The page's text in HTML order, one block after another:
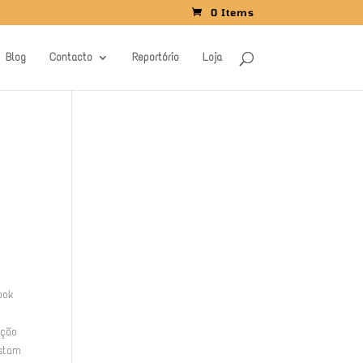
0 Items
Blog Contacto Reportório Loja